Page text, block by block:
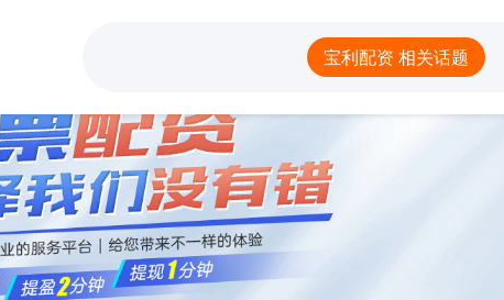
网上配资平台开户 配资
宝利配资 相关话题